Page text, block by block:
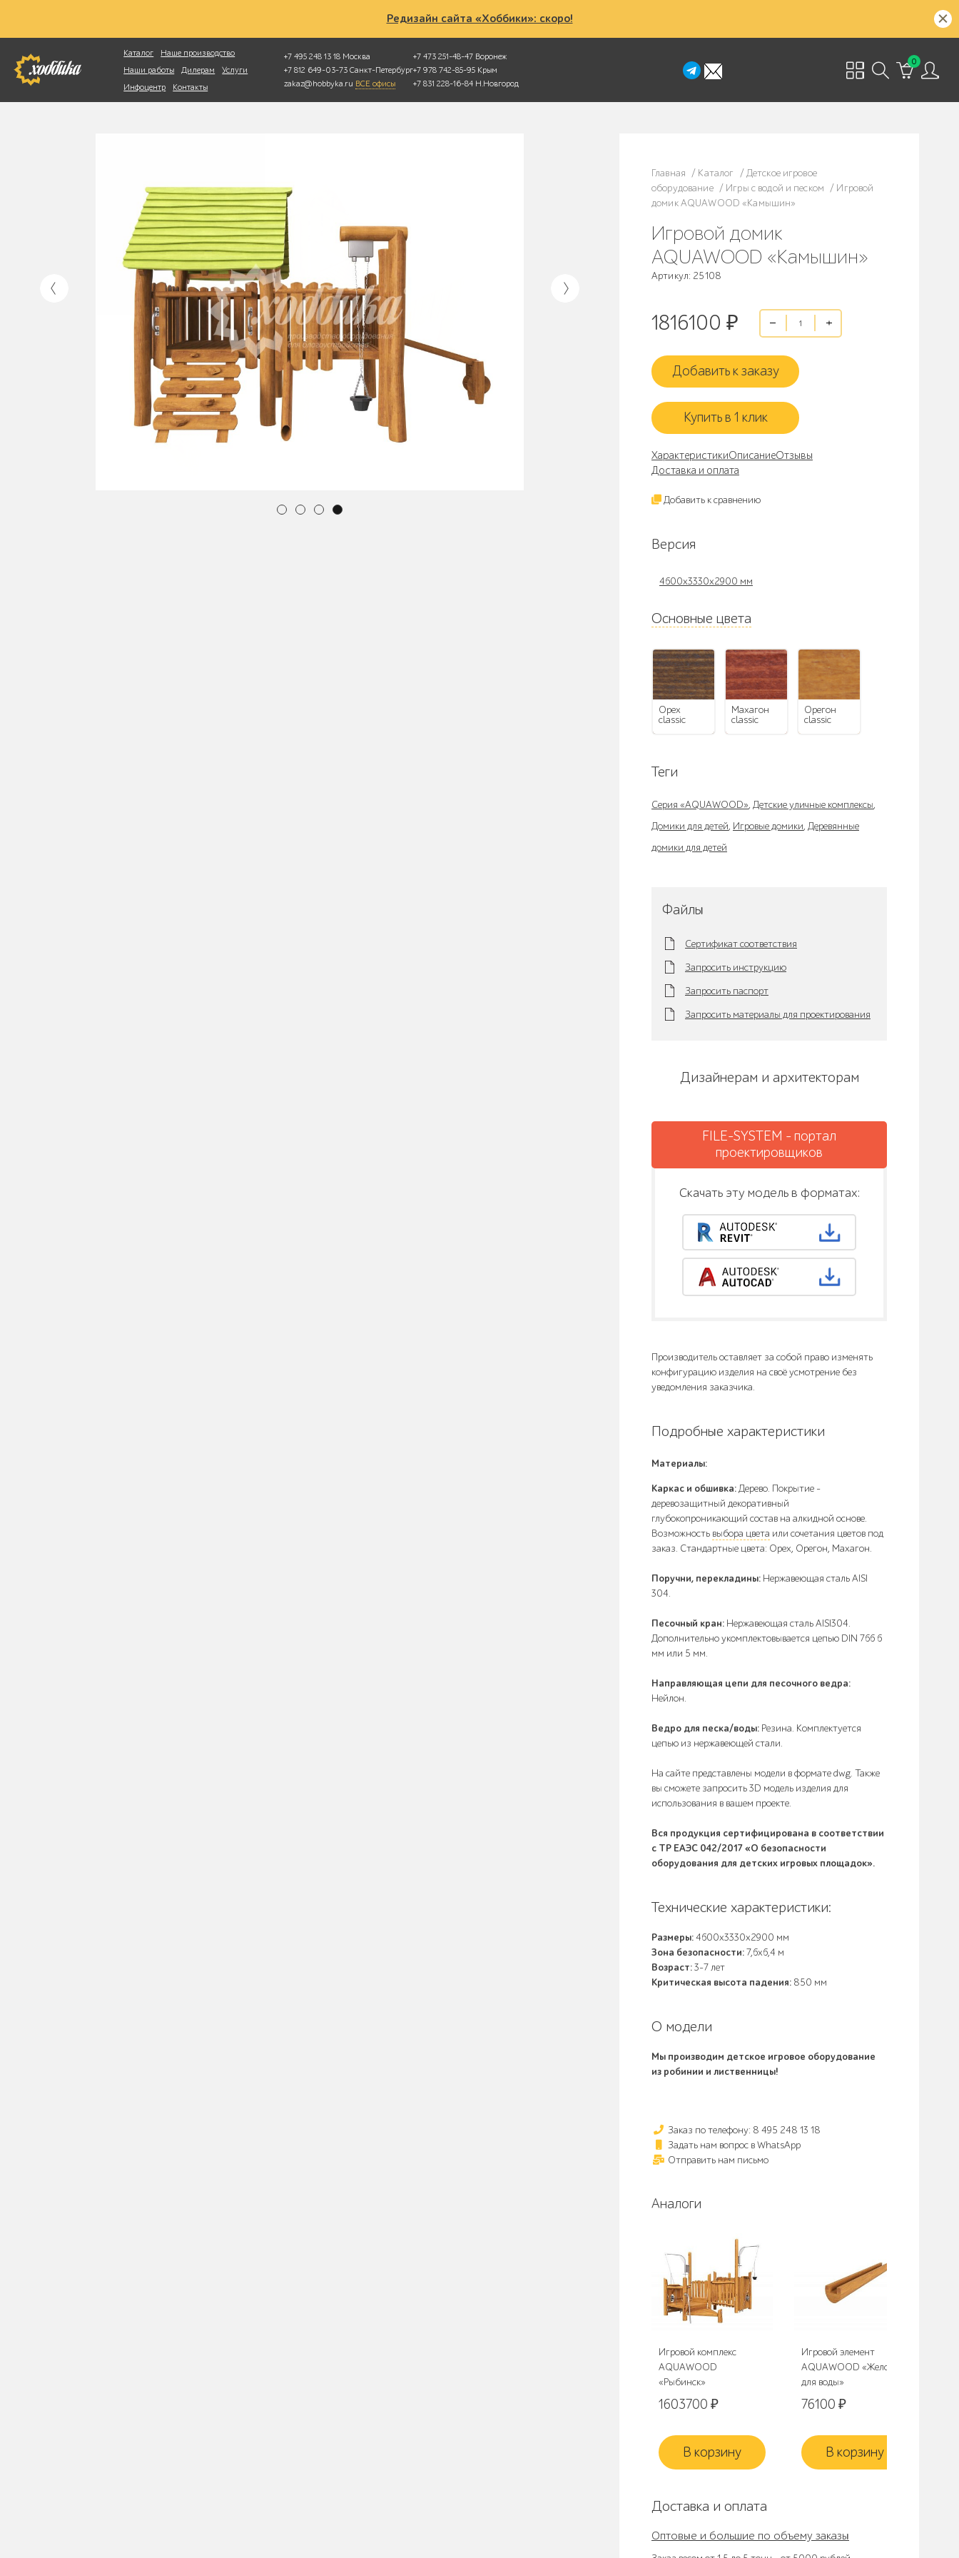
Редизайн сайта «Хоббики»: скоро!
Каталог
Наше производство
Наши работы
Дилерам
Услуги
Инфоцентр
Контакты
+7 495 248 13 18 Москва
+7 812 649-03-73 Санкт-Петербург
zakaz@hobbyka.ru ВСЕ офисы
+7 473 251-48-47 Воронеж
+7 978 742-85-95 Крым
+7 831 228-16-84 Н.Новгород
0
Фотопоиск
Главная / Каталог /Детское игровое
оборудование / Игры с водой и песком / Игровой
домик AQUAWOOD «Камышин»
Игровой домик
AQUAWOOD «Камышин»
Артикул: 25108
1816100 ₽
Добавить к заказу
Купить в 1 клик
ХарактеристикиОписаниеОтзывы
Доставка и оплата
Добавить к сравнению
Версия
4600х3330х2900 мм
Основные цвета
орех
classic
махагон
classic
орегон
classic
Теги
Серия «AQUAWOOD», Детские уличные комплексы,
Домики для детей, Игровые домики, Деревянные
домики для детей
Файлы
Сертификат соответствия
Запросить инструкцию
Запросить паспорт
Запросить материалы для проектирования
Дизайнерам и архитекторам
FILE-SYSTEM - портал
проектировщиков
Скачать эту модель в форматах:
Производитель оставляет за собой право изменять
конфигурацию изделия на своё усмотрение без
уведомления заказчика.
Подробные характеристики
Материалы:
Каркас и обшивка:Дерево. Покрытие –
деревозащитный декоративный
глубокопроникающий состав на алкидной основе.
Возможность выбора цвета или сочетания цветов под
заказ. Стандартные цвета: Орех, Орегон, Махагон.
Поручни, перекладины: Нержавеющая сталь AISI
304.
Песочный кран: Нержавеющая сталь AISI304.
Дополнительно укомплектовывается цепью DIN 766 6
мм или 5 мм.
Направляющая цепи для песочного ведра:
Нейлон.
Ведро для песка/воды: Резина. Комплектуется
цепью из нержавеющей стали.
На сайте представлены модели в формате dwg. Также
вы сможете запросить 3D модель изделия для
использования в вашем проекте.
Вся продукция сертифицирована в соответствии
с ТР ЕАЭС 042/2017 «О безопасности
оборудования для детских игровых площадок».
Технические характеристики:
Размеры:4600х3330х2900 мм
Зона безопасности:7,6х6,4 м
Возраст:3-7 лет
Критическая высота падения: 850 мм
О модели
Мы производим детское игровое оборудование
из робинии и лиственницы!
Заказ по телефону: 8 495 248 13 18
Задать нам вопрос в WhatsApp
Отправить нам письмо
Аналоги
Игровой комплекс
AQUAWOOD
«Рыбинск»
1603700 ₽
В корзину
Игровой элемент
AQUAWOOD «Желоб
для воды»
76100 ₽
В корзину
Доставка и оплата
Оптовые и большие по объему заказы